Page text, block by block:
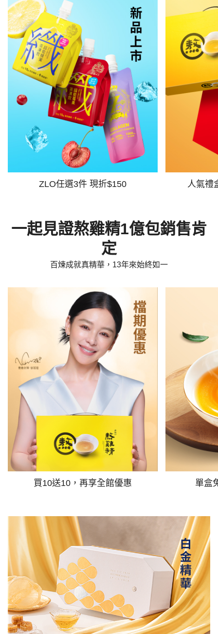
ZLO任選3件 現折$150 人氣禮
一起見證熬雞精1億包銷售肯
定
百煉成就真精華，13年來始終如一
買10送10，再享全館優惠 單盒